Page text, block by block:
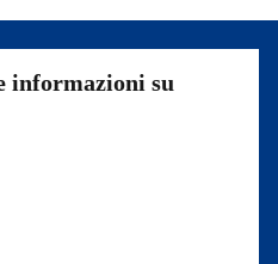
informazioni su